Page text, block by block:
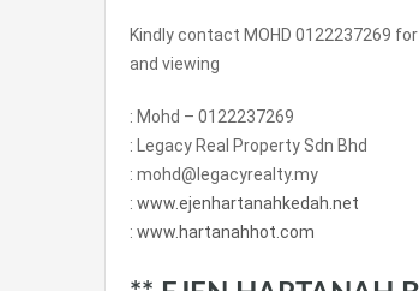
Kindly contact MOHD 0122237269
and viewing
: Mohd – 0122237269
: Legacy Real Property Sdn Bhd
: mohd@legacyrealty.my
: www.ejenhartanahkedah.net
: www.hartanahhot.com